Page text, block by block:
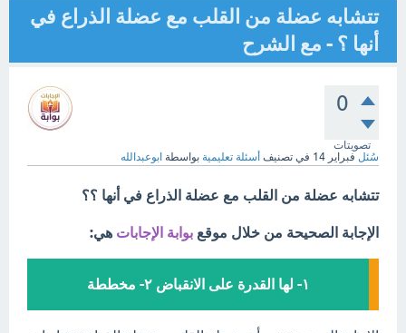
تتشابه عضلة من القلب مع عضلة الذراع في
أنها ؟ - مع الشرح
0
تصويتات
سُئل فبراير 14 في تصنيف أسئلة تعليمية بواسطة ابوعبدالله
تتشابه عضلة من القلب مع عضلة الذراع في أنها ؟؟
الإجابة الصحيحة من خلال موقع بوابة الإجابات هي:
١- لها القدرة على الانقباض ٢- مخططة